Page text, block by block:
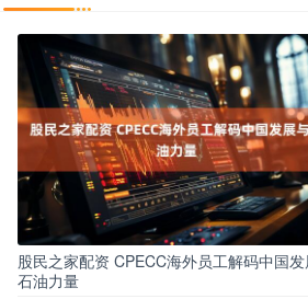
股民之家配资 CPECC海外员工解码中国
石油力量